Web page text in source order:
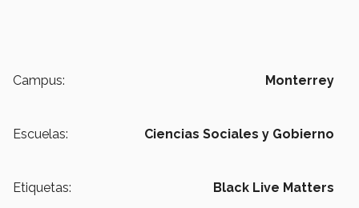
Campus: Monterrey
Escuelas: Ciencias Sociales y Gobierno
Etiquetas: Black Live Matters